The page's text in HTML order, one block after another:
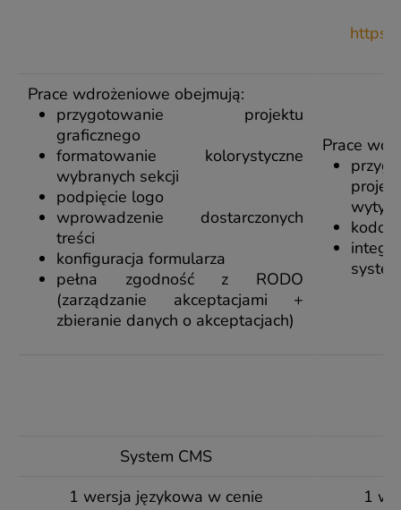
Prace wdrożeniowe obejmują:
przygotowanie projektu
graficznego
formatowanie kolorystyczne
wybranych sekcji
podpięcie logo
wprowadzenie dostarczonych
treści
konfiguracja formularza
pełna zgodność z RODO
(zarządzanie akceptacjami +
zbieranie danych o akceptacjach)
Prace
System CMS
1 wersja językowa w cenie
1